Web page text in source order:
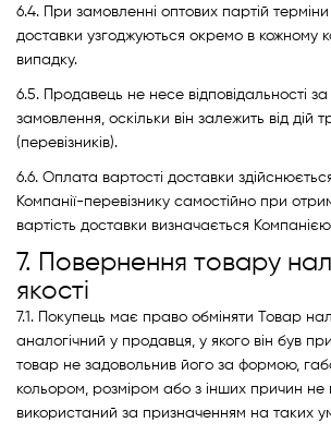
6.4. При замовленні оптових партій
доставки узгоджуються окремо в кожному
випадку.
6.5. Продавець не несе відповідальності
замовлення, оскільки він залежить від дій
(перевізників).
6.6. Оплата вартості доставки
Компанії-перевізнику самостійно при
вартість доставки визначається
7. Повернення товару
якості
7.1. Покупець має право обміняти Товар
аналогічний у продавця, у якого він був
товар не задовольнив його за формою,
кольором, розміром або з інших причин не
використаний за призначенням на таких